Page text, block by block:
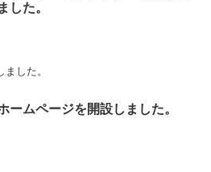
ました。
した。
ームページを開設しました。